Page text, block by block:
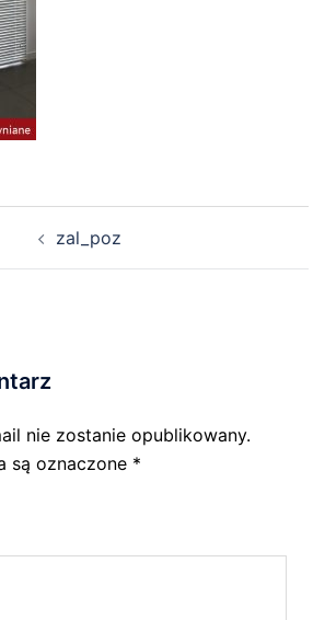
zal_poz
nie zostanie opublikowany.
są oznaczone *